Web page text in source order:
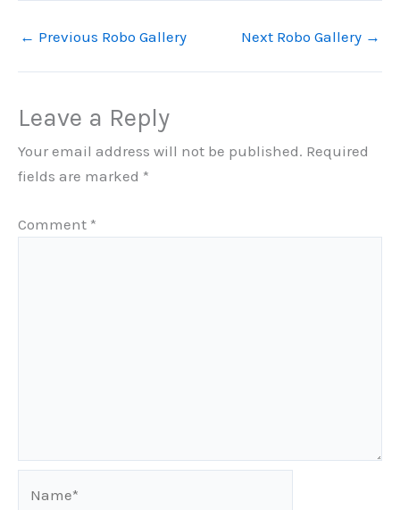
← Previous Robo Gallery Next Robo Gallery →
Leave a Reply
Your email address will not be published. Required
fields are marked *
Comment *